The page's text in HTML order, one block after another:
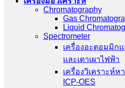
Chromatography
Gas
Liquid
Spectrometer
เครื่องอะตอมมิก
และเตาเผาไฟฟ้า
เครื่องวิเคราะห์
ICP-OES